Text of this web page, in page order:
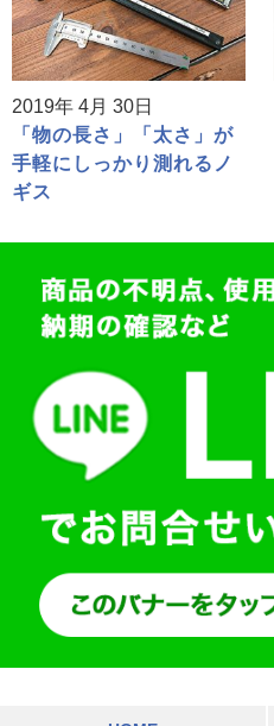
2019年 4月 30日
「物の長さ」「太さ」が
手軽にしっかり測れるノ
ギス